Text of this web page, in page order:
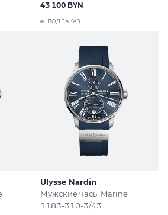
ПОД ЗАКАЗ
43 100 BYN
Ulysse Nardin
Мужские часы Marine
1183-310-3/43